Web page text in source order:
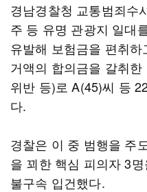
경남경찰청 교통범죄수
주 등 유명 관광지 일대
유발해 보험금을 편취
거액의 합의금을 갈취
위반 등)로 A(45)씨 등
다.
경찰은 이 중 범행을 주
을 꾀한 핵심 피의자 3
불구속 입건했다.